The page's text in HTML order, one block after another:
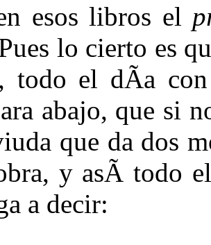
esos libros el
lo cierto es
todo el dÃ­a
abajo, que si
que da dos
y asÃ­ todo
a decir: